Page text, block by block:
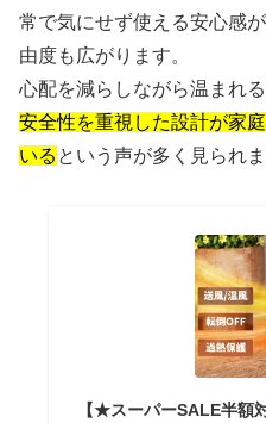
常で気にせず使える安心感
由度も広がります。
心配を減らしながら温まれ
安全性を重視した設計が家
いる という声が多く見られま
【★スーパーSALE半額